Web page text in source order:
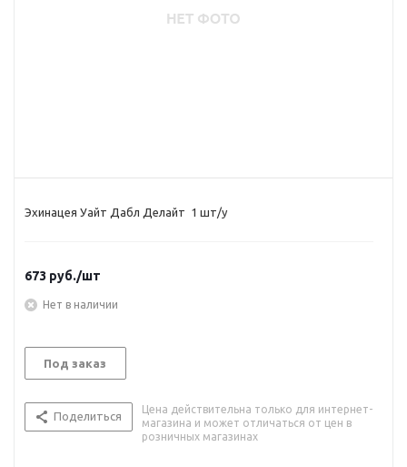
Эхинацея Уайт Дабл Делайт 1 шт/у
673 руб./шт
Нет в наличии
Под заказ
Поделиться
Цена действительна только для интернет-
магазина и может отличаться от цен в
розничных магазинах